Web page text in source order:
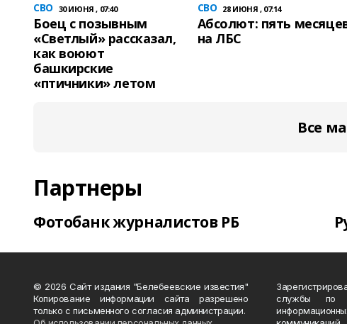
СВО 30 ИЮНЯ , 07:40
Боец с позывным
«Светлый» рассказал,
как воюют
башкирские
«птичники» летом
СВО 28 ИЮНЯ , 07:14
Абсолют: пять
на ЛБС
Все
Партнеры
Фотобанк журналистов РБ
© 2026 Сайт издания "Белебеевские известия"
Копирование информации сайта разрешено
только с письменного согласия администрации.
службы по